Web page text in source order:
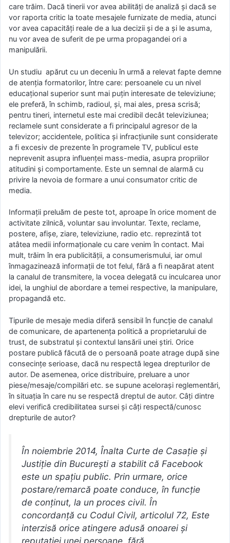
care trăim. Dacă tinerii vor avea abilități de analiză și dacă se
vor raporta critic la toate mesajele furnizate de media, atunci
vor avea capacități reale de a lua decizii și de a și le asuma,
nu vor avea de suferit de pe urma propagandei ori a
manipulării.
Un studiu apărut cu un deceniu în urmă a relevat fapte demne
de atenția formatorilor, între care: persoanele cu un nivel
educațional superior sunt mai puțin interesate de televiziune;
ele preferă, în schimb, radioul, și, mai ales, presa scrisă;
pentru tineri, internetul este mai credibil decât televiziunea;
reclamele sunt considerate a fi principalul agresor de la
televizor; accidentele, politica și infracțiunile sunt considerate
a fi excesiv de prezente în programele TV, publicul este
neprevenit asupra influenței mass-media, asupra propriilor
atitudini și comportamente. Este un semnal de alarmă cu
privire la nevoia de formare a unui consumator critic de
media.
Informații preluăm de peste tot, aproape în orice moment de
activitate zilnică, voluntar sau involuntar. Texte, reclame,
postere, afișe, ziare, televiziune, radio etc. reprezintă tot
atâtea medii informaționale cu care venim în contact. Mai
mult, trăim în era publicității, a consumerismului, iar omul
înmagazinează informații de tot felul, fără a fi neapărat atent
la canalul de transmitere, la vocea delegată cu inculcarea unor
idei, la unghiul de abordare a temei respective, la manipulare,
propagandă etc.
Tipurile de mesaje media diferă sensibil în funcție de canalul
de comunicare, de apartenența politică a proprietarului de
trust, de substratul și contextul lansării unei știri. Orice
postare publică făcută de o persoană poate atrage după sine
consecințe serioase, dacă nu respectă legea drepturilor de
autor. De asemenea, orice distribuire, preluare a unor
piese/mesaje/compilări etc. se supune acelorași reglementări,
în situația în care nu se respectă dreptul de autor. Câți dintre
elevi verifică credibilitatea sursei și câți respectă/cunosc
drepturile de autor?
În noiembrie 2014, Înalta Curte de Casație și
Justiție din București a stabilit că Facebook
este un spațiu public. Prin urmare, orice
postare/remarcă poate conduce, în funcție
de conținut, la un proces civil. În
concordanță cu Codul Civil, articolul 72, Este
interzisă orice atingere adusă onoarei și
reputației unei persoane, fără